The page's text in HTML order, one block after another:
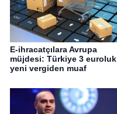
E-ihracatçılara Avrupa
müjdesi: Türkiye 3 euroluk
yeni vergiden muaf